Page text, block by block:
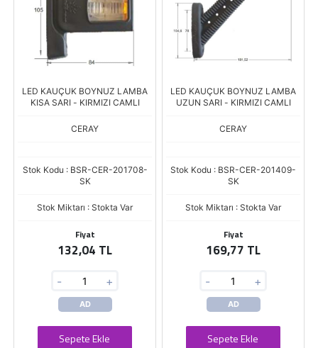
LED KAUÇUK BOYNUZ LAMBA
KISA SARI - KIRMIZI CAMLI
CERAY
Stok Kodu : BSR-CER-201708-
SK
Stok Miktarı : Stokta Var
Fiyat
132,04 TL
- +
AD
Sepete Ekle
LED KAUÇUK BOYNUZ LAMBA
UZUN SARI - KIRMIZI CAMLI
CERAY
Stok Kodu : BSR-CER-201409-
SK
Stok Miktarı : Stokta Var
Fiyat
169,77 TL
- +
AD
Sepete Ekle